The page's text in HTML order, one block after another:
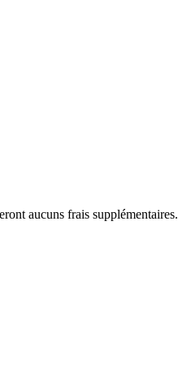
aucuns frais supplémentaires.